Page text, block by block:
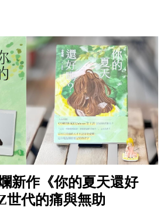
新作《你的夏天還好
世代的痛與無助